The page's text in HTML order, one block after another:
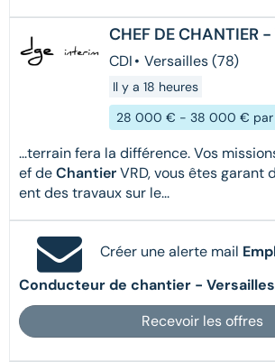
CHEF DE CHANTIER
CDI• Versailles (78)
Il y a 18 heures
28 000 € - 38 000 € par
...terrain fera la différence. Vos
ef deChantierVRD, vous êtes garant
ent des travaux sur le...
Créer une alerte mail
Conducteur de chantier -
Recevoir les offres